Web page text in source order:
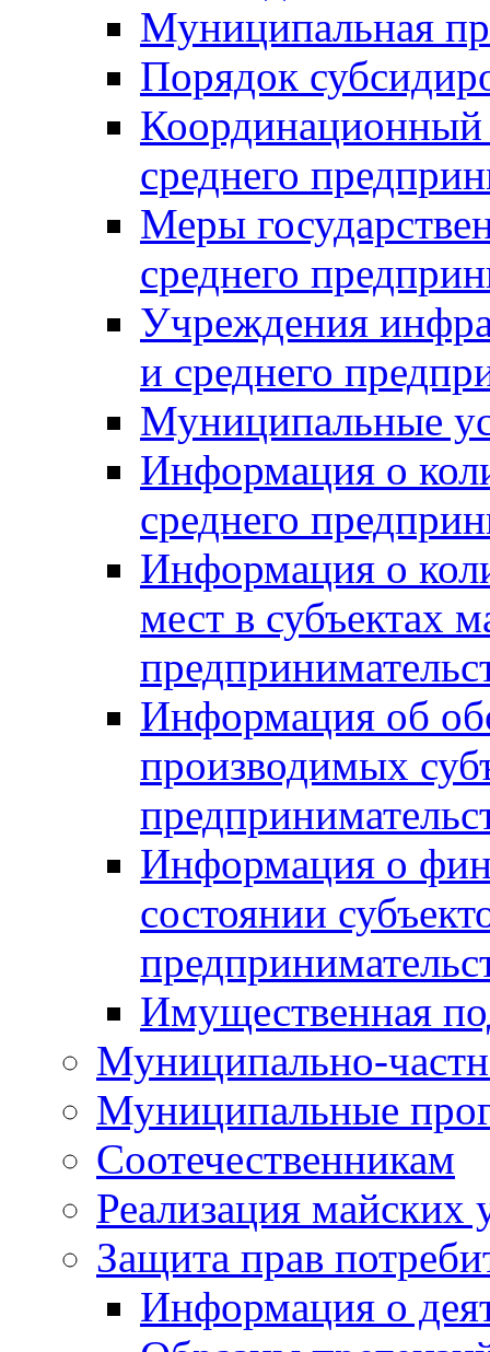
Муниципальная
Порядок
Координационный
среднего
Меры
среднего
Учреждения
и среднего
Муниципальные
Информация о
среднего
Информация о
мест в субъектах
Информация об
производимых
Информация о
состоянии
Имущественная
Муниципально-
Муниципальные
Соотечественникам
Реализация майских
Защита прав
Информация о